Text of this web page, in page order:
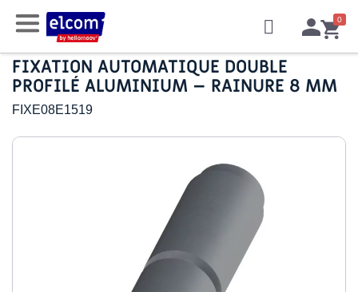
FIXATION AUTOMATIQUE DOUBLE
PROFILÉ ALUMINIUM – RAINURE 8 MM
FIXE08E1519